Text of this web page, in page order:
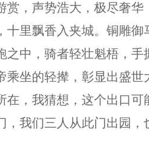
赏，声势浩大，极尽奢华
十里飘香入夹城。铜雕御
之中，骑者轻壮魁梧，手
乘坐的轻撵，彰显出盛世
在，我猜想，这个出口可
，我们三人从此门出园